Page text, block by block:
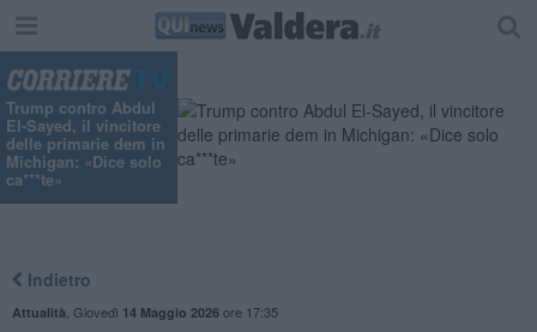
Trump contro Abdul
El-Sayed, il vincitore
delle primarie dem in
Michigan: «Dice solo
ca***te»
Indietro
Attualità Giovedì 14 Maggio 2026ore 17:35